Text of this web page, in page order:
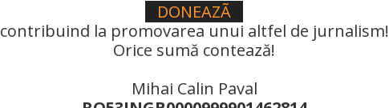
DONEAZÃ
contribuind la promovarea unui altfel de jurnalism!
Orice sumă contează!
Mihai Calin Paval